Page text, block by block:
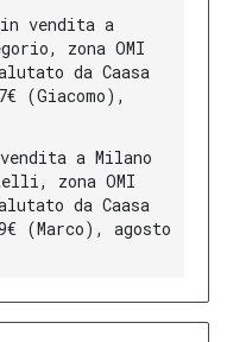
in vendita a
zona OMI
da Caasa
(Giacomo),
a Milano
zona OMI
da Caasa
(Marco), agosto